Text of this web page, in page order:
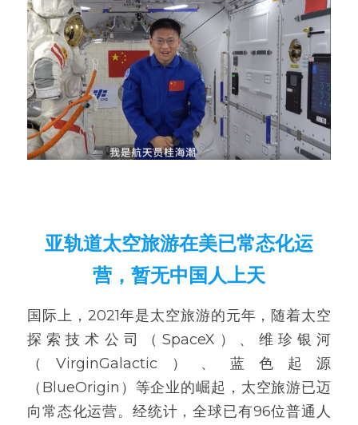
亚轨道太空旅游在美已常态化运
营，暂无中国人上天
国际上，2021年是太空旅游的元年，随着太空
探索技术公司（SpaceX）、维珍银河
（VirginGalactic）、蓝色起源
（BlueOrigin）等企业的崛起，太空旅游已迈
向常态化运营。经统计，全球已有96位普通人